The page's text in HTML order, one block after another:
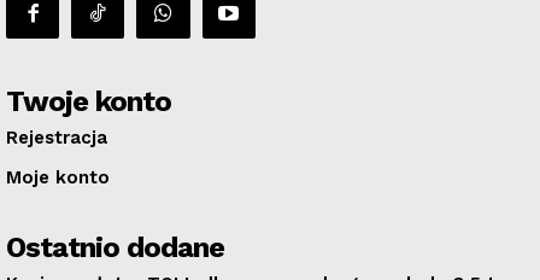
Twoje konto
Rejestracja
Moje konto
Ostatnio dodane